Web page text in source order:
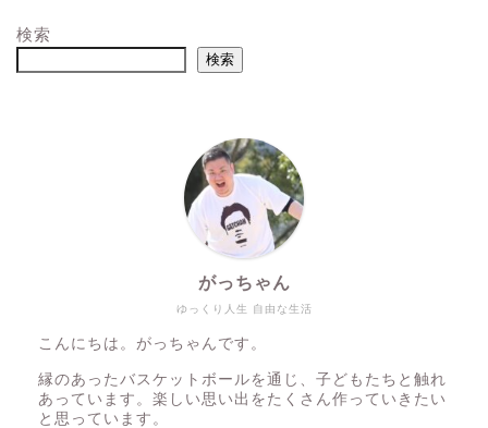
検索
検索
ゆっくり人生 自由な生活
がっちゃん
こんにちは。がっちゃんです。
縁のあったバスケットボールを通じ、子どもたちと触れ
あっています。楽しい思い出をたくさん作っていきたい
と思っています。